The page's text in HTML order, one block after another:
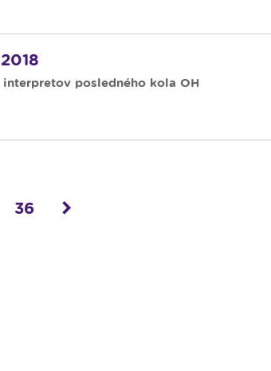
posledného kola OH
36